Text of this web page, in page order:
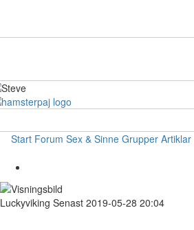
Start Forum Sex & Sinne Grupper Artiklar
Luckyviking Senast 2019-05-28 20:04